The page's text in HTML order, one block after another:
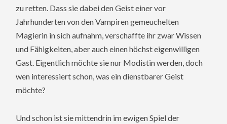
zu retten. Dass sie dabei den Geist einer vor
Jahrhunderten von den Vampiren gemeuchelten
Magierin in sich aufnahm, verschaffte ihr zwar Wissen
und Fähigkeiten, aber auch einen höchst eigenwilligen
Gast. Eigentlich möchte sie nur Modistin werden, doch
wen interessiert schon, was ein dienstbarer Geist
möchte?
Und schon ist sie mittendrin im ewigen Spiel der